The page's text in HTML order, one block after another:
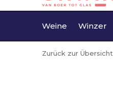
Weine Winzer
Zurück zur Übersicht